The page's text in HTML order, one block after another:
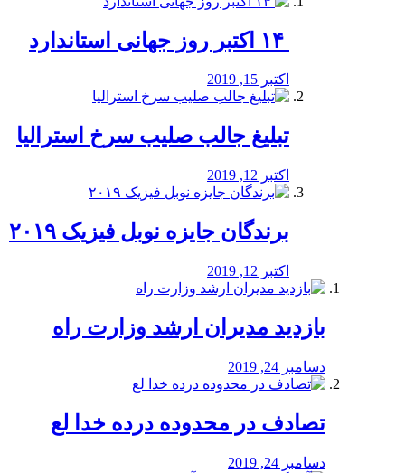
اکتبر 15, 2019
تبلیغ جالب صلیب سرخ استرالیا
اکتبر 12, 2019
برندگان جایزه نوبل فیزیک ۲۰۱۹
اکتبر 12, 2019
بازدید مدیران ارشد وزارت راه
دسامبر 24, 2019
تصادف در محدوده درده خدا لع
دسامبر 24, 2019